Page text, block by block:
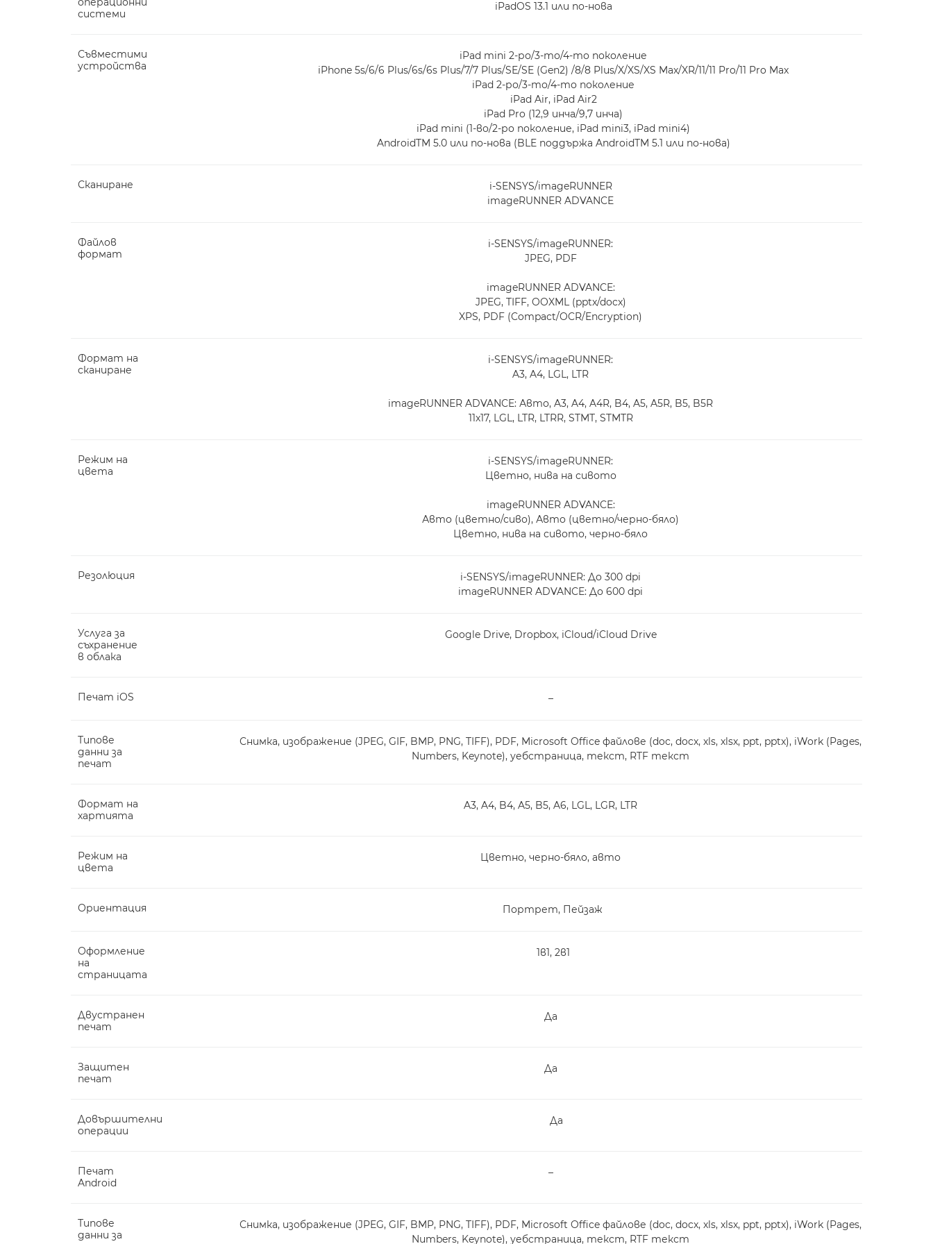
системи
iPadOS 13.1 или по-нова
Съвместими
устройства
iPad mini 2-ро/3-то/4-то поколение
iPhone 5s/6/6 Plus/6s/6s Plus/7/7 Plus/SE/SE (Gen2) /8/8 Plus/X/XS/XS Max/XR/11/11 Pro/11 Pro Max
iPad 2-ро/3-то/4-то поколение
iPad Air, iPad Air2
iPad Pro (12,9 инча/9,7 инча)
iPad mini (1-во/2-ро поколение, iPad mini3, iPad mini4)
AndroidTM 5.0 или по-нова (BLE поддържа AndroidTM 5.1 или по-нова)
Сканиране
i-SENSYS/imageRUNNER
imageRUNNER ADVANCE
Файлов
формат
i-SENSYS/imageRUNNER:
JPEG, PDF
imageRUNNER ADVANCE:
JPEG, TIFF, OOXML (pptx/docx)
XPS, PDF (Compact/OCR/Encryption)
Формат на
сканиране
i-SENSYS/imageRUNNER:
A3, A4, LGL, LTR
imageRUNNER ADVANCE: Авто, A3, A4, A4R, B4, A5, A5R, B5, B5R
11x17, LGL, LTR, LTRR, STMT, STMTR
Режим на
цвета
i-SENSYS/imageRUNNER:
Цветно, нива на сивото
imageRUNNER ADVANCE:
Авто (цветно/сиво), Авто (цветно/черно-бяло)
Цветно, нива на сивото, черно-бяло
Резолюция
i-SENSYS/imageRUNNER: До 300 dpi
imageRUNNER ADVANCE: До 600 dpi
Услуга за
съхранение
в облака
Google Drive, Dropbox, iCloud/iCloud Drive
Печат iOS –
Типове
данни за
печат
Снимка, изображение (JPEG, GIF, BMP, PNG, TIFF), PDF, Microsoft Office файлове (doc, docx, xls, xlsx, ppt, pptx), iWork (Pages,
Numbers, Keynote), уебстраница, текст, RTF текст
Формат на
хартията
A3, A4, B4, A5, B5, A6, LGL, LGR, LTR
Режим на
цвета
Цветно, черно-бяло, авто
Ориентация Портрет, Пейзаж
Оформление
на
страницата
1в1, 2в1
Двустранен
печат
Да
Защитен
печат
Да
Довършителни
операции
Да
Печат
Android
–
Типове
данни за
Снимка, изображение (JPEG, GIF, BMP, PNG, TIFF), PDF, Microsoft Office файлове (doc, docx, xls, xlsx, ppt, pptx), iWork (Pages,
Numbers, Keynote), уебстраница, текст, RTF текст